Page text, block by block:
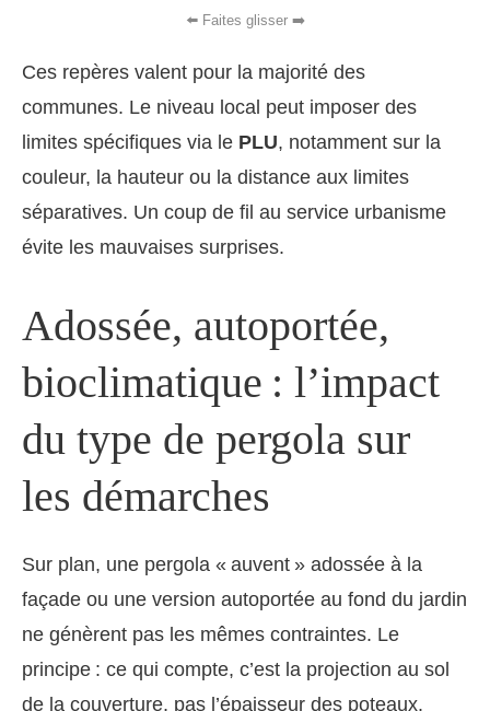
Ces repères valent pour la majorité des
communes. Le niveau local peut imposer des
limites spécifiques via le PLU, notamment sur la
couleur, la hauteur ou la distance aux limites
séparatives. Un coup de fil au service urbanisme
évite les mauvaises surprises.
Adossée, autoportée,
bioclimatique : l’impact
du type de pergola sur
les démarches
Sur plan, une pergola « auvent » adossée à la
façade ou une version autoportée au fond du jardin
ne génèrent pas les mêmes contraintes. Le
principe : ce qui compte, c’est la projection au sol
de la couverture, pas l’épaisseur des poteaux.